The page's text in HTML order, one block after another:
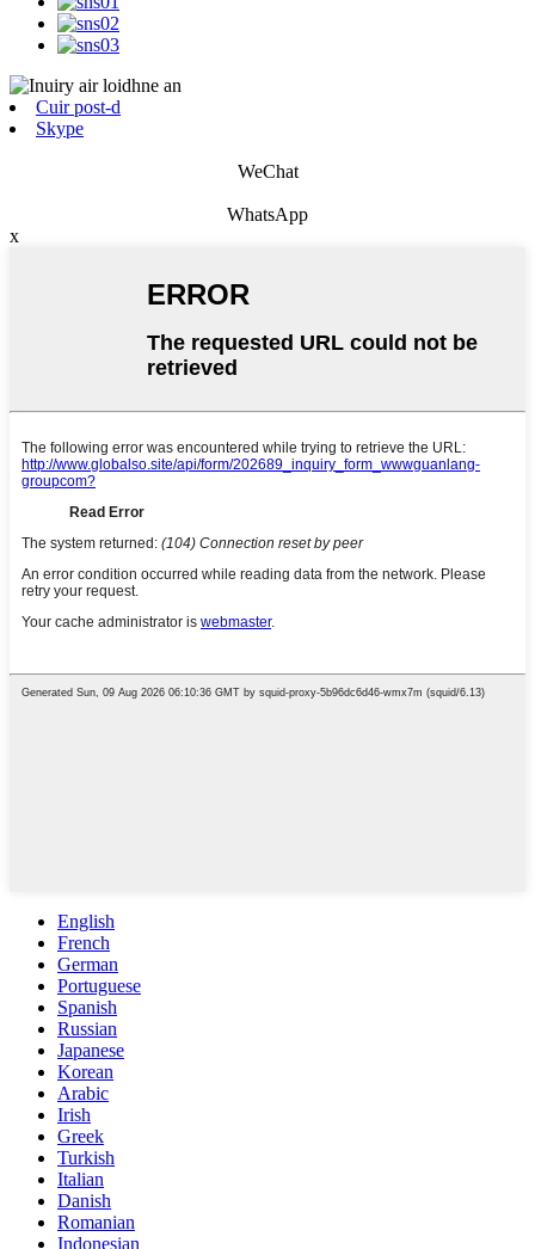
Cuir post-d
Skype
WeChat
WhatsApp
x
English
French
German
Portuguese
Spanish
Russian
Japanese
Korean
Arabic
Irish
Greek
Turkish
Italian
Danish
Romanian
Indonesian